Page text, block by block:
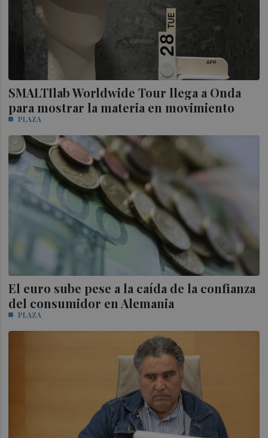
SMALTIlab Worldwide Tour llega a Onda
para mostrar la materia en movimiento
PLAZA
El euro sube pese a la caída de la confianza
del consumidor en Alemania
PLAZA